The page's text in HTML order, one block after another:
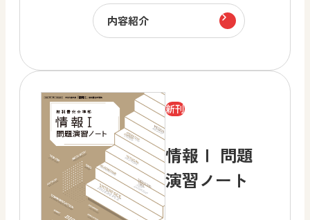
内容紹介
新刊
情報Ⅰ 問題
演習ノート